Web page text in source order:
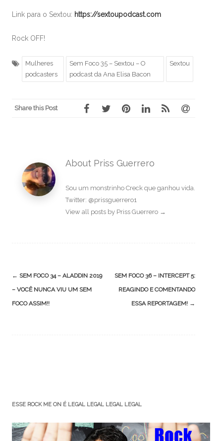
Link para o Sextou: https://sextoupodcast.com
Rock OFF!
Mulheres
podcasters
Sem Foco 35 – Sextou – O
podcast da Ana Elisa Bacon
Sextou
Share this Post
About Priss Guerrero
Sou um monstrinho Creck que ganhou vida.
Twitter: @prissguerrero1
View all posts by Priss Guerrero →
Post
navigation
← SEM FOCO 34 – ALADDIN 2019
– VOCÊ NUNCA VIU UM SEM
FOCO ASSIM!!
SEM FOCO 36 – INTERCEPT 5:
REAGINDO E COMENTANDO
ESSA REPORTAGEM! →
ESSE ROCK ME ON É LEGAL LEGAL LEGAL LEGAL